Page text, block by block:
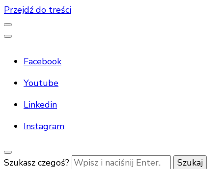
Przejdź do treści
Facebook
Youtube
Linkedin
Instagram
Szukasz czegoś?